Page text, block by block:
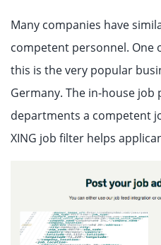
Many companies have
competent personnel. One
this is the very popular
Germany. The in-house job
departments a competent
XING job filter helps